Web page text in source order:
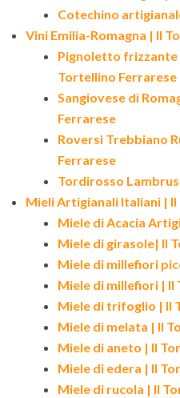
Cotechino
Vini Emilia-Romagna | Il
Pignoletto frizzante
Tortellino Ferrarese
Sangiovese di
Ferrarese
Roversi Trebbiano
Ferrarese
Tordirosso
Mieli Artigianali Italiani |
Miele di Acacia
Miele di girasole| Il
Miele di millefiori
Miele di millefiori |
Miele di trifoglio | Il
Miele di melata | Il
Miele di aneto | Il
Miele di edera | Il
Miele di rucola | Il